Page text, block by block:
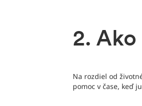
2.
Na rozdiel od
pomoc v čase, keď